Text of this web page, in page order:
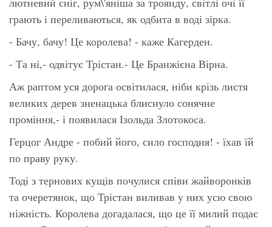
грають і переливаються, як одбита в воді зірка.
- Бачу, бачу! Це королева! - каже Кагерден.
- Та ні,- одвітує Трістан.- Це Бранжієна Вірна.
Аж раптом уся дорога освітилася, ніби крізь листя
великих дерев зненацька блиснуло сонячне
проміння,- і появилася Ізольда Злотокоса.
Герцог Андре - побий його, сило господня! - їхав їй
по праву руку.
Тоді з тернових кущів почулися співи жайворонків
та очеретянок, що Трістан виливав у них усю свою
ніжність. Королева догадалася, що це її милий подає